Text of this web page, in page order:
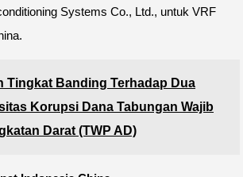
Systems Co., Ltd., untuk VRF
Tingkat Banding Terhadap Dua
Korupsi Dana Tabungan Wajib
Darat (TWP AD)